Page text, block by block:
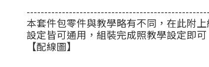
本套件包零件與教學略有不同，在此附
設定皆可通用，組裝完成照教學設定即可
【配線圖】